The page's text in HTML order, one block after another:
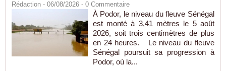
Rédaction - 06/08/2026 - 0 Commentaire
À Podor, le niveau du fleuve Sénégal
est monté à 3,41 mètres le 5 août
2026, soit trois centimètres de plus
en 24 heures. Le niveau du fleuve
Sénégal poursuit sa progression à
Podor, où la...